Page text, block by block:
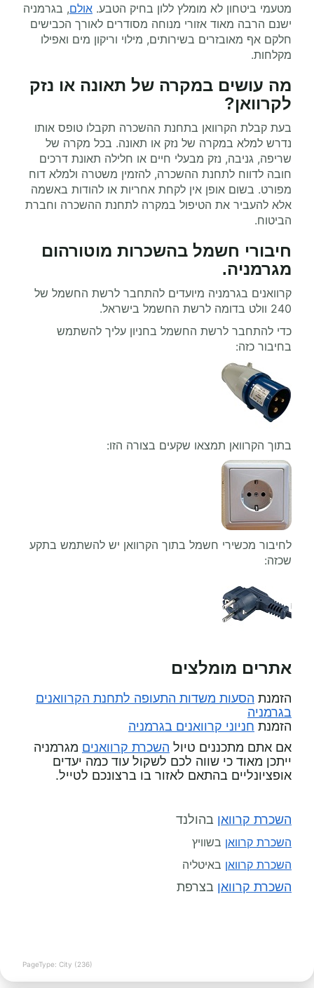
מטעמי ביטחון לא מומלץ ללון בחיק הטבע. אולם, בגרמניה
ישנם הרבה מאוד אזורי מנוחה מסודרים לאורך הכבישים
חלקם אף מאובזרים בשירותים, מילוי וריקון מים ואפילו
מקלחות.
מה עושים במקרה של תאונה או נזק
לקרוואן?
בעת קבלת הקרוואן בתחנת ההשכרה תקבלו טופס אותו
נדרש למלא במקרה של נזק או תאונה. בכל מקרה של
שריפה, גניבה, נזק מבעלי חיים או חלילה תאונת דרכים
חובה לדווח לתחנת ההשכרה, להזמין משטרה ולמלא דוח
מפורט. בשום אופן אין לקחת אחריות או להודות באשמה
אלא להעביר את הטיפול במקרה לתחנת ההשכרה וחברת
הביטוח.
חיבורי חשמל בהשכרות מוטורהום
מגרמניה.
קרוואנים בגרמניה מיועדים להתחבר לרשת החשמל של
240 וולט בדומה לרשת החשמל בישראל.
כדי להתחבר לרשת החשמל בחניון עליך להשתמש
בחיבור כזה:
בתוך הקרוואן תמצאו שקעים בצורה הזו:
לחיבור מכשירי חשמל בתוך הקרוואן יש להשתמש בתקע
שכזה:
אתרים מומלצים
הזמנת הסעות משדות התעופה לתחנת הקרוואנים
בגרמניה
הזמנת חניוני קרוואנים בגרמניה
אם אתם מתכננים טיול השכרת קרוואנים מגרמניה
ייתכן מאוד כי שווה לכם לשקול עוד כמה יעדים
אופציונליים בהתאם לאזור בו ברצונכם לטייל.
השכרת קרוואן בהולנד
השכרת קרוואן בשוויץ
השכרת קרוואן באיטליה
השכרת קרוואן בצרפת
PageType: City (236)